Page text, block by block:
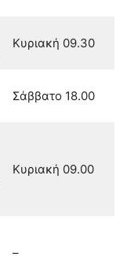
Κυριακή 09.30
Σάββατο 18.00
Κυριακή 09.00
–